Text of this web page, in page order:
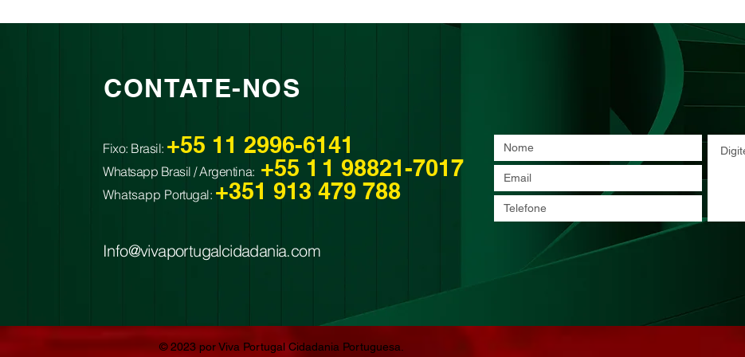
CONTATE-NOS
Fixo: Brasil: +55 11 2996-6141
Whatsapp Brasil / Argentina: +55 1 1 98821-7017
Whatsapp Portugal: +351 913 479 788
Info@vivaportugalcidadania.com
​​​​© 2023 por Viva Portugal Cidadania Portuguesa.